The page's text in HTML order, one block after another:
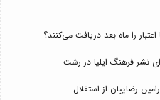
اعتبار را ماه بعد دریافت می‌کنند؟
نشر فرهنگ ایلیا در رشت
رضاییان از استقلال